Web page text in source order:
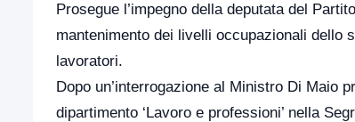
Prosegue l’impegno della deputata del
mantenimento dei livelli occupazionali dello
lavoratori.
Dopo un’interrogazione al Ministro Di Maio
dipartimento ‘Lavoro e professioni’ nella